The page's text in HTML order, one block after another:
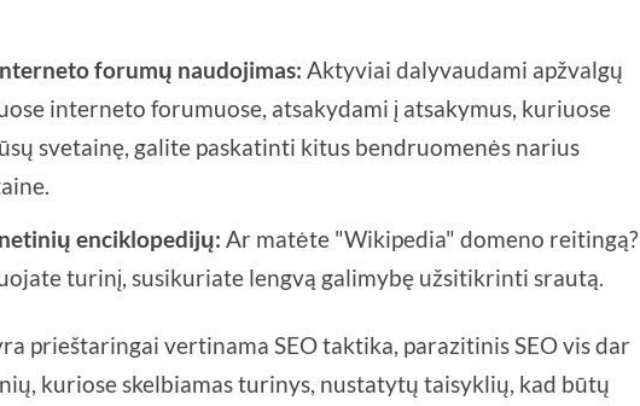
forumų naudojimas: Aktyviai dalyvaudami apžvalgų
interneto forumuose, atsakydami į atsakymus, kuriuose
svetainę, galite paskatinti kitus bendruomenės narius
enciklopedijų: Ar matėte "Wikipedia" domeno reitingą?
turinį, susikuriate lengvą galimybę užsitikrinti srautą.
prieštaringai vertinama SEO taktika, parazitinis SEO vis dar
kuriose skelbiamas turinys, nustatytų taisyklių, kad būtų